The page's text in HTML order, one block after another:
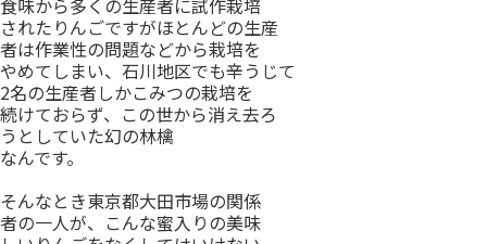
されたりんごですがほとんどの生産
者は作業性の問題などから栽培を
やめてしまい、石川地区でも辛うじて
2名の生産者しかこみつの栽培を
続けておらず、この世から消え去ろ
うとしていた幻の林檎
なんです。
そんなとき東京都大田市場の関係
者の一人が、こんな蜜入りの美味